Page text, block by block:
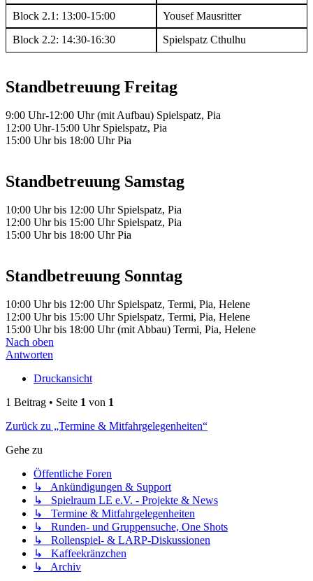
Block 2.1: 13:00-15:00
Yousef Mausritter
Block 2.2: 14:30-16:30
Spielspatz Cthulhu
Standbetreuung Freitag
9:00 Uhr-12:00 Uhr (mit Aufbau) Spielspatz, Pia
12:00 Uhr-15:00 Uhr Spielspatz, Pia
15:00 Uhr bis 18:00 Uhr Pia
Standbetreuung Samstag
10:00 Uhr bis 12:00 Uhr Spielspatz, Pia
12:00 Uhr bis 15:00 Uhr Spielspatz, Pia
15:00 Uhr bis 18:00 Uhr Pia
Standbetreuung Sonntag
10:00 Uhr bis 12:00 Uhr Spielspatz, Termi, Pia, Helene
12:00 Uhr bis 15:00 Uhr Spielspatz, Termi, Pia, Helene
15:00 Uhr bis 18:00 Uhr (mit Abbau) Termi, Pia, Helene
Nach oben
Antworten
Druckansicht
1 Beitrag • Seite 1 von 1
Zurück zu „Termine & Mitfahrgelegenheiten“
Gehe zu
Öffentliche Foren
↳ Ankündigungen & Support
↳ Spielraum LE e.V. - Projekte & News
↳ Termine & Mitfahrgelegenheiten
↳ Runden- und Gruppensuche, One Shots
↳ Rollenspiel- & LARP-Diskussionen
↳ Kaffeekränzchen
↳ Archiv